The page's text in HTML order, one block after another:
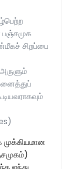
சிறப்பை